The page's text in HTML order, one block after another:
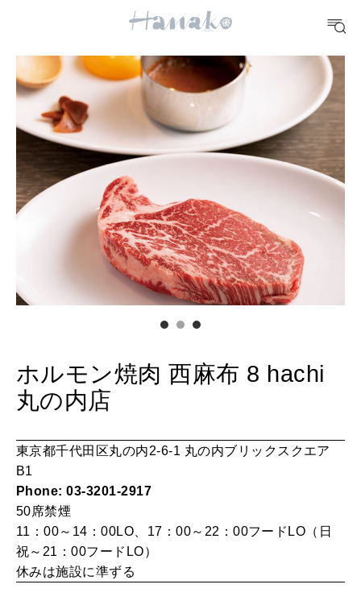
FOOD
おいしい
TRAVEL
どこ行く？
FORTUNE
明日のわたし
[12星座別] Weekly Holoscope
算命学がわかる今月のあなた
HEALTH
LEARN
SUSTAINABLE
わたしができること
ホルモン焼肉 西麻布 8 hachi
丸の内店
東京都千代田区丸の内2-6-1 丸の内ブリックスクエア
B1
Phone: 03-3201-2917
50席禁煙
11：00～14：00LO、17：00～22：00フードLO（日
祝～21：00フードLO）
休みは施設に準ずる